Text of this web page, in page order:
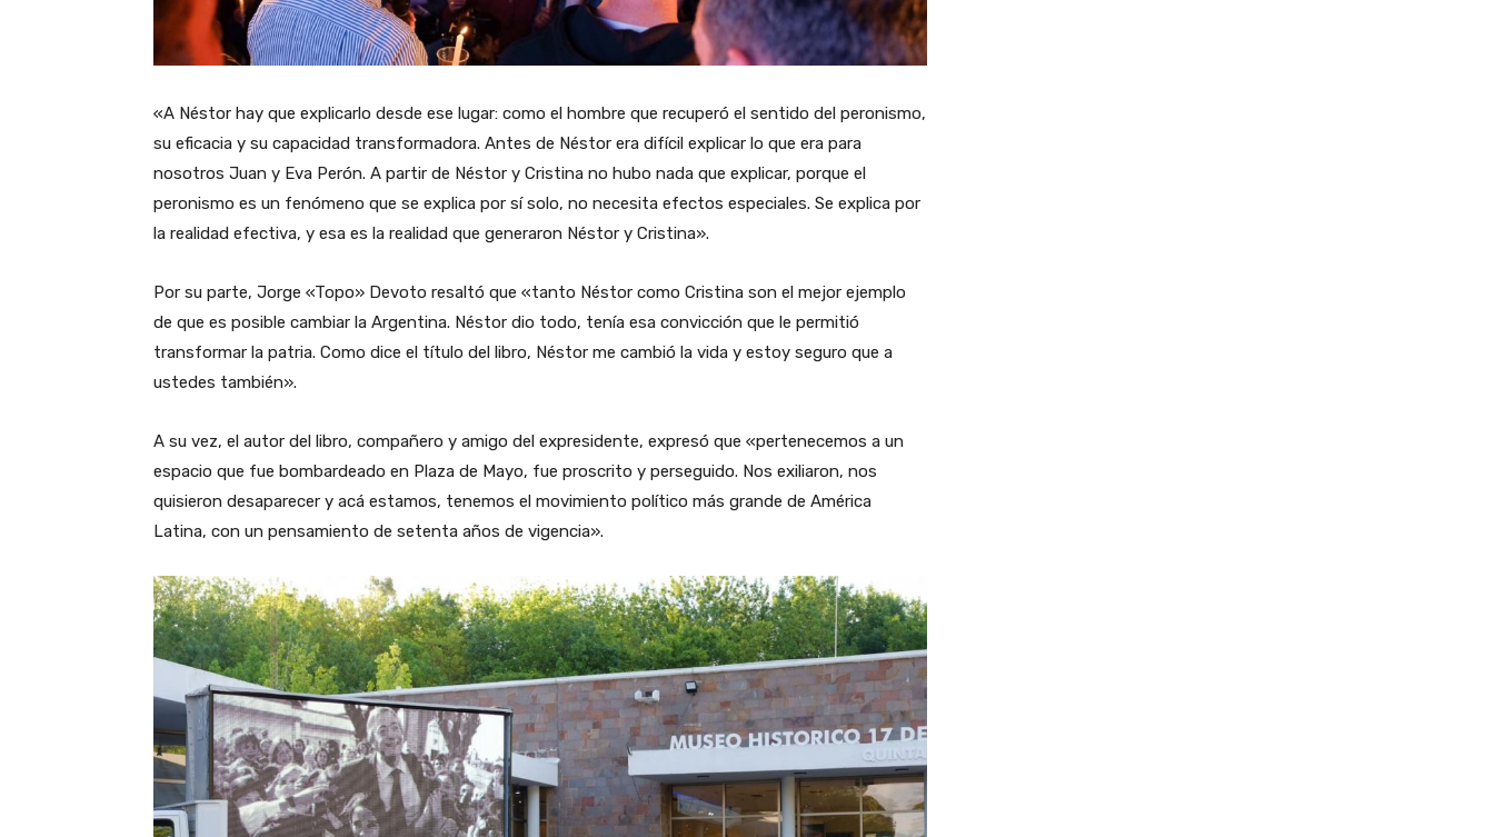
«A Néstor hay que explicarlo desde ese lugar: como el hombre que recuperó el sentido del peronismo,
su eficacia y su capacidad transformadora. Antes de Néstor era difícil explicar lo que era para
nosotros Juan y Eva Perón. A partir de Néstor y Cristina no hubo nada que explicar, porque el
peronismo es un fenómeno que se explica por sí solo, no necesita efectos especiales. Se explica por
la realidad efectiva, y esa es la realidad que generaron Néstor y Cristina».
Por su parte, Jorge «Topo» Devoto resaltó que «tanto Néstor como Cristina son el mejor ejemplo
de que es posible cambiar la Argentina. Néstor dio todo, tenía esa convicción que le permitió
transformar la patria. Como dice el título del libro, Néstor me cambió la vida y estoy seguro que a
ustedes también».
A su vez, el autor del libro, compañero y amigo del expresidente, expresó que «pertenecemos a un
espacio que fue bombardeado en Plaza de Mayo, fue proscrito y perseguido. Nos exiliaron, nos
quisieron desaparecer y acá estamos, tenemos el movimiento político más grande de América
Latina, con un pensamiento de setenta años de vigencia».